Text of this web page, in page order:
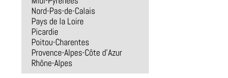
Nord-Pas-de-Calais
Pays de la Loire
Picardie
Poitou-Charentes
Provence-Alpes-Côte d'Azur
Rhône-Alpes